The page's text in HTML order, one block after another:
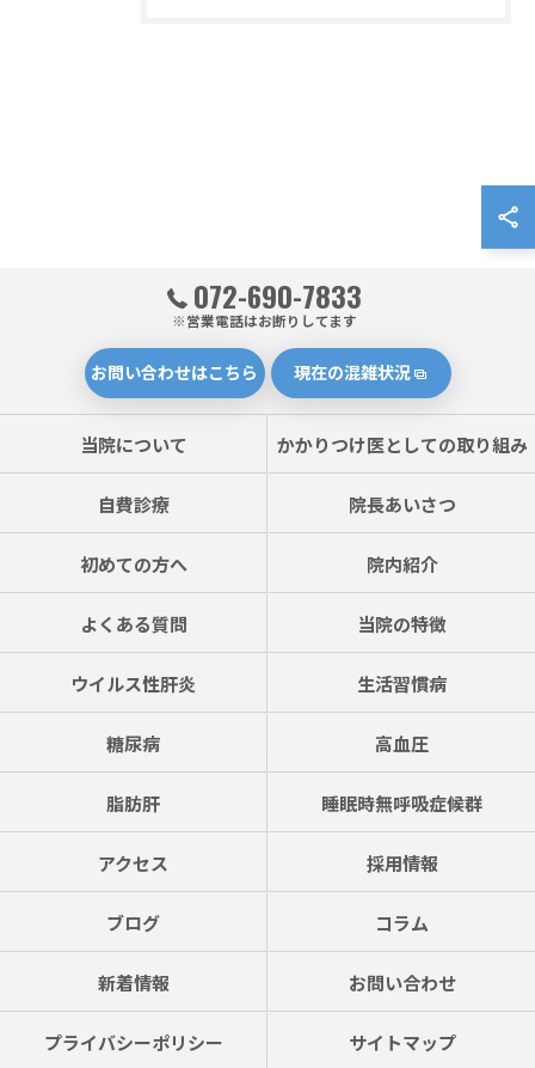
072-690-7833
※営業電話はお断りしてます
お問い合わせはこちら 現在の混雑状況
当院について かかりつけ医としての取り組み
自費診療 院長あいさつ
初めての方へ 院内紹介
よくある質問 当院の特徴
ウイルス性肝炎 生活習慣病
糖尿病 高血圧
脂肪肝 睡眠時無呼吸症候群
アクセス 採用情報
ブログ コラム
新着情報 お問い合わせ
プライバシーポリシー サイトマップ
お問い合わせはこちら